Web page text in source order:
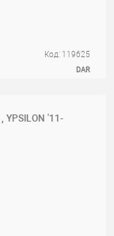
Код: 119625
DAR
YPSILON '11-